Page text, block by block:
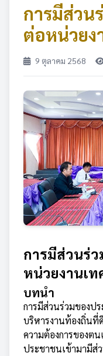
การมีส่วน
ต่อหน่วยง
9 ตุลาคม 2568
การมีส่วนร่
หน่วยงานเ
บทนำ
การมีส่วนร่วมของป
บริหารงานท้องถิ่น
ความต้องการของตน
ประชาชนเข้ามามีส่